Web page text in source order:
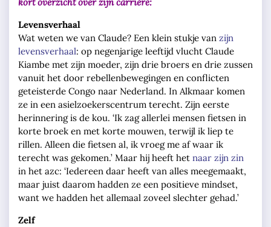
kort overzicht over zijn carrière:
Levensverhaal
Wat weten we van Claude? Een klein stukje van zijn
levensverhaal: op negenjarige leeftijd vlucht Claude
Kiambe met zijn moeder, zijn drie broers en drie zussen
vanuit het door rebellenbewegingen en conflicten
geteisterde Congo naar Nederland. In Alkmaar komen
ze in een asielzoekerscentrum terecht. Zijn eerste
herinnering is de kou. ‘Ik zag allerlei mensen fietsen in
korte broek en met korte mouwen, terwijl ik liep te
rillen. Alleen die fietsen al, ik vroeg me af waar ik
terecht was gekomen.’ Maar hij heeft het naar zijn zin
in het azc: ‘Iedereen daar heeft van alles meegemaakt,
maar juist daarom hadden ze een positieve mindset,
want we hadden het allemaal zoveel slechter gehad.’
Zelf